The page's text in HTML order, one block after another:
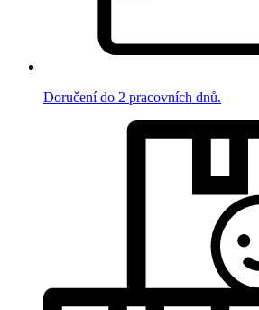
Doručení do 2 pracovních dnů.